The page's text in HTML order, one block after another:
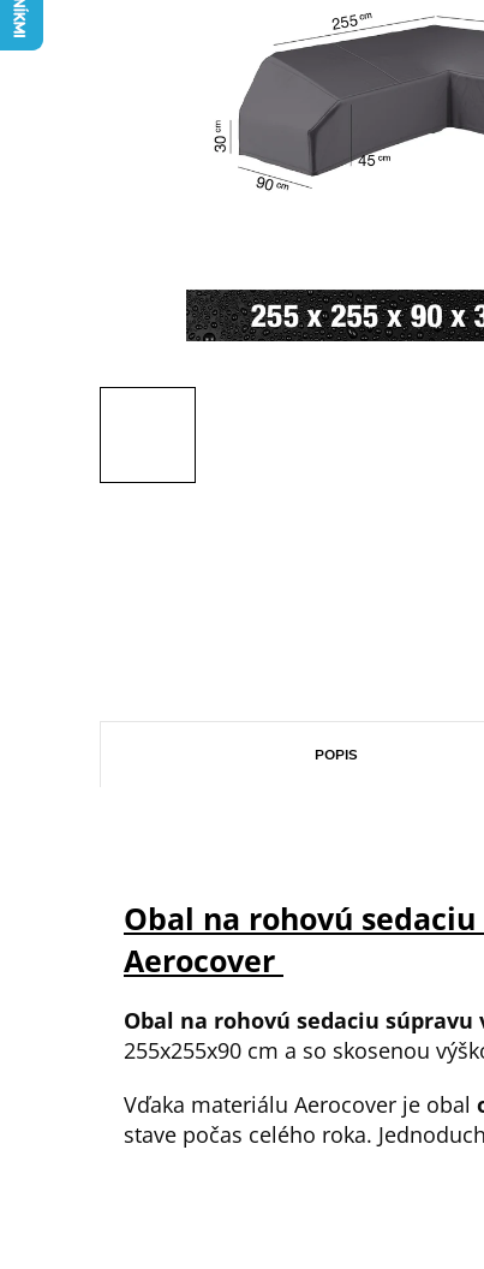
POPIS
Obal na rohovú sedaciu
Aerocover
Obal na rohovú sedaciu súpravu
255x255x90 cm a so skosenou
Vďaka materiálu Aerocover je obal
stave počas celého roka.